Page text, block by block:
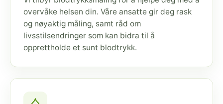
overvåke helsen din. Våre ansatte gir deg rask
og nøyaktig måling, samt råd om
livsstilsendringer som kan bidra til å
opprettholde et sunt blodtrykk.